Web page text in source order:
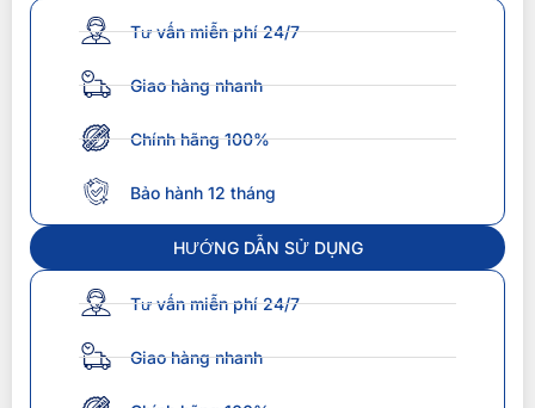
Tư vấn miễn phí 24/7
Giao hàng nhanh
Chính hãng 100%
Bảo hành 12 tháng
HƯỚNG DẪN SỬ DỤNG
Tư vấn miễn phí 24/7
Giao hàng nhanh